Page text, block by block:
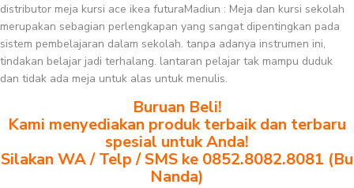
distributor meja kursi ace ikea futuraMadiun : Meja dan kursi sekolah
merupakan sebagian perlengkapan yang sangat dipentingkan pada
sistem pembelajaran dalam sekolah. tanpa adanya instrumen ini,
tindakan belajar jadi terhalang. lantaran pelajar tak mampu duduk
dan tidak ada meja untuk alas untuk menulis.
Buruan Beli!
Kami menyediakan produk terbaik dan terbaru
spesial untuk Anda!
Silakan WA / Telp / SMS ke 0852.8082.8081 (Bu
Nanda)